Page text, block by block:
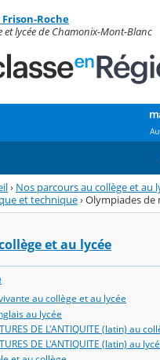
Roche
et lycée de Chamonix-Mont-Blanc
› Nos parcours au collège et au
et technique›Olympiades
et au lycée
au collège et au lycée
au lycée
DE L'ANTIQUITE (latin) au
DE L'ANTIQUITE (latin) au